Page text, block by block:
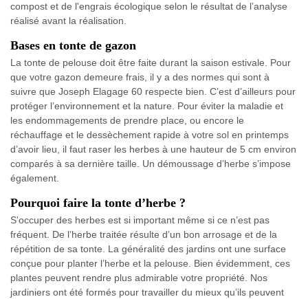
compost et de l'engrais écologique selon le résultat de l’analyse
réalisé avant la réalisation.
Bases en tonte de gazon
La tonte de pelouse doit être faite durant la saison estivale. Pour
que votre gazon demeure frais, il y a des normes qui sont à
suivre que Joseph Elagage 60 respecte bien. C’est d’ailleurs pour
protéger l’environnement et la nature. Pour éviter la maladie et
les endommagements de prendre place, ou encore le
réchauffage et le dessèchement rapide à votre sol en printemps
d’avoir lieu, il faut raser les herbes à une hauteur de 5 cm environ
comparés à sa dernière taille. Un démoussage d’herbe s’impose
également.
Pourquoi faire la tonte d’herbe ?
S’occuper des herbes est si important même si ce n’est pas
fréquent. De l’herbe traitée résulte d’un bon arrosage et de la
répétition de sa tonte. La généralité des jardins ont une surface
conçue pour planter l’herbe et la pelouse. Bien évidemment, ces
plantes peuvent rendre plus admirable votre propriété. Nos
jardiniers ont été formés pour travailler du mieux qu’ils peuvent